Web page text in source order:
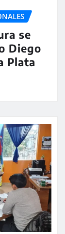
se
Diego
Plata